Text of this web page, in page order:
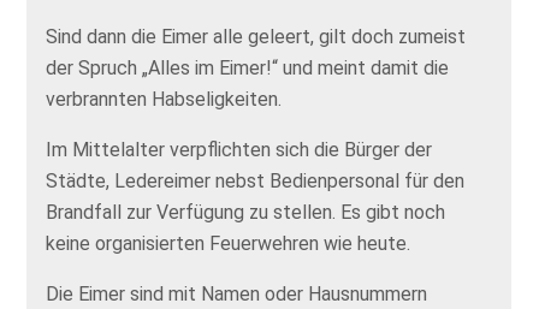
Sind dann die Eimer alle geleert, gilt doch zumeist
der Spruch „Alles im Eimer!“ und meint damit die
verbrannten Habseligkeiten.
Im Mittelalter verpflichten sich die Bürger der
Städte, Ledereimer nebst Bedienpersonal für den
Brandfall zur Verfügung zu stellen. Es gibt noch
keine organisierten Feuerwehren wie heute.
Die Eimer sind mit Namen oder Hausnummern